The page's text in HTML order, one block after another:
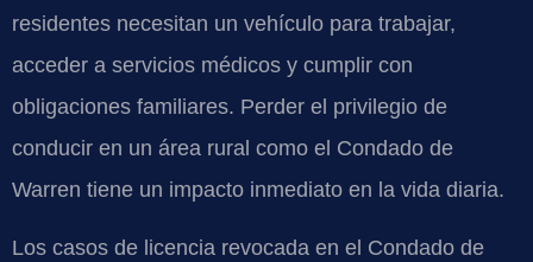
residentes necesitan un vehículo para trabajar,
acceder a servicios médicos y cumplir con
obligaciones familiares. Perder el privilegio de
conducir en un área rural como el Condado de
Warren tiene un impacto inmediato en la vida diaria.
Los casos de licencia revocada en el Condado de